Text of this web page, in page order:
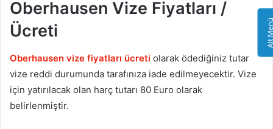
Oberhausen Vize Fiyatları /
Ücreti
Oberhausen vize fiyatları ücreti olarak ödediğiniz tutar
vize reddi durumunda tarafınıza iade edilmeyecektir. Vize
için yatırılacak olan harç tutarı 80 Euro olarak
belirlenmiştir.
Alt